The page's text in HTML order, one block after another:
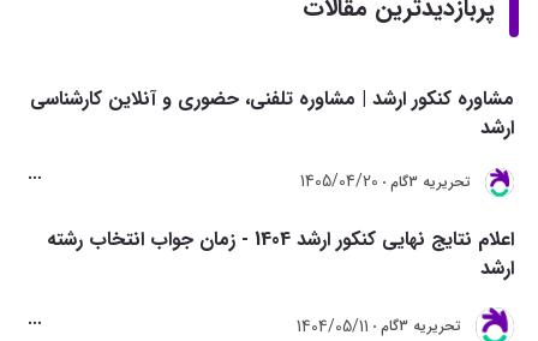
پربازدیدترین مقالات
مشاوره کنکور ارشد | مشاوره تلفنی، حضوری و آنلاین کارشناسی
ارشد
تحريريه 3گام 1405/04/20
اعلام نتایج نهایی کنکور ارشد 1404 - زمان جواب انتخاب رشته
ارشد
تحريريه 3گام 1404/05/11